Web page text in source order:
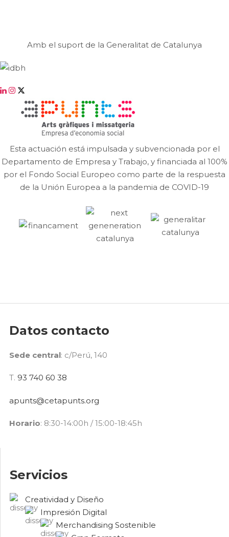
Amb el suport de la Generalitat de Catalunya
Esta actuación está impulsada y subvencionada por el
Departamento de Empresa y Trabajo, y financiada al 100%
por el Fondo Social Europeo como parte de la respuesta
de la Unión Europea a la pandemia de COVID-19
Datos contacto
Sede central: c/Perú, 140
T. 93 740 60 38
apunts@cetapunts.org
Horario: 8:30-14:00h / 15:00-18:45h
Servicios
Creatividad y Diseño
Impresión Digital
Merchandising Sostenible